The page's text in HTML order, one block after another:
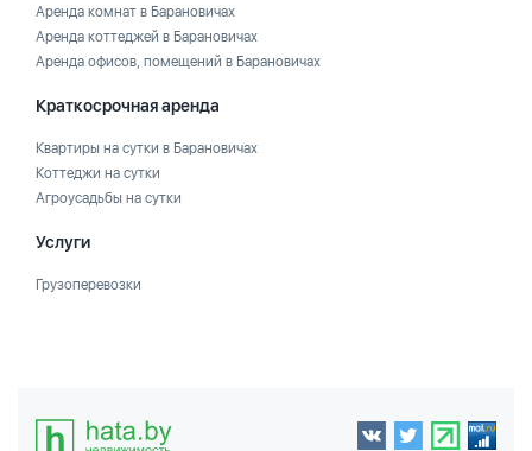
Аренда комнат в Барановичах
Аренда коттеджей в Барановичах
Аренда офисов, помещений в Барановичах
Краткосрочная аренда
Квартиры на сутки в Барановичах
Коттеджи на сутки
Агроусадьбы на сутки
Услуги
Грузоперевозки